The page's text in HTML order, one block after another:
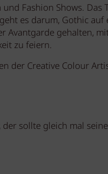
Fashion Shows. Das
es darum, Gothic auf
Avantgarde gehalten,
zu feiern.
der Creative Colour
sollte gleich mal